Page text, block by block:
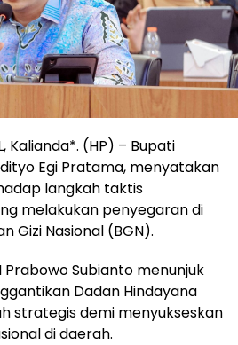
Kalianda*. (HP) – Bupati
Egi Pratama, menyatakan
langkah taktis
melakukan penyegaran di
Gizi Nasional (BGN).
Prabowo Subianto menunjuk
Dadan Hindayana
strategis demi menyukseskan
di daerah.